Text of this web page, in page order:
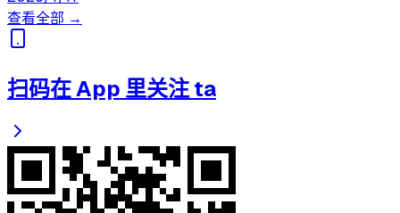
查看全部 →
扫码在 App 里关注 ta